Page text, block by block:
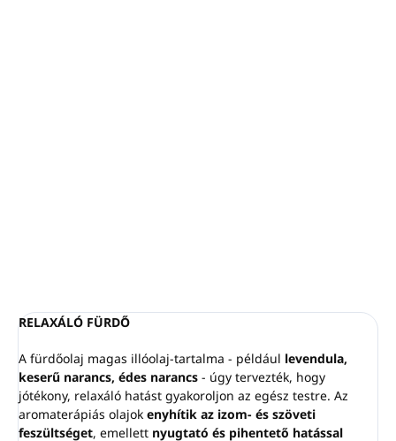
RELAXÁLÓ FÜRDŐ
A fürdőolaj magas illóolaj-tartalma - például levendula,
keserű narancs, édes narancs - úgy tervezték, hogy
jótékony, relaxáló hatást gyakoroljon az egész testre. Az
aromaterápiás olajok enyhítik az izom- és szöveti
feszültséget, emellett nyugtató és pihentető hatással